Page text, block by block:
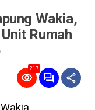
Wakia,
Rumah
217